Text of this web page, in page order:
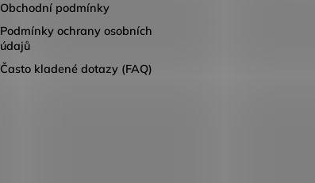
Obchodní podmínky
Podmínky ochrany osobních
údajů
Často kladené dotazy (FAQ)